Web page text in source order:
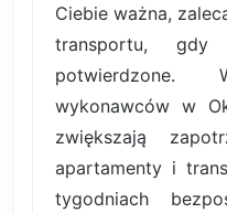
Ciebie ważna,
transportu,
potwierdzone.
wykonawców w
zwiększają
apartamenty i
tygodniach